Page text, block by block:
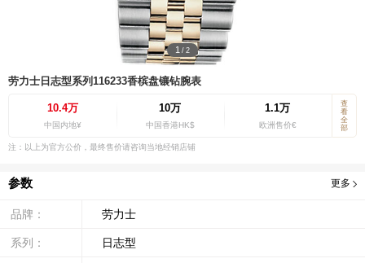
1 / 2
劳力士日志型系列116233香槟盘镶钻腕表
10.4万
中国内地¥
10万
中国香港HK$
1.1万
欧洲售价€
查
看
全
部
注：以上为官方公价，最终售价请咨询当地经销店铺
参数 更多
品牌： 劳力士
系列： 日志型